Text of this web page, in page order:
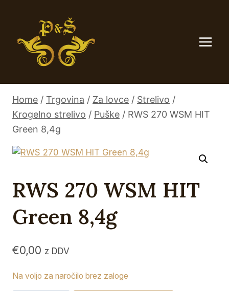
Home / Trgovina / Za lovce / Strelivo /
Krogelno strelivo / Puške / RWS 270 WSM HIT
Green 8,4g
RWS 270 WSM HIT
Green 8,4g
€0,00 z DDV
Na voljo za naročilo brez zaloge